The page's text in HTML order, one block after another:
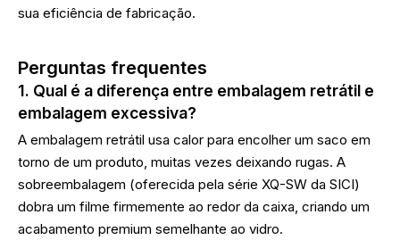
sua eficiência de fabricação.
Perguntas frequentes
1. Qual é a diferença entre embalagem retrátil e
embalagem excessiva?
A embalagem retrátil usa calor para encolher um saco em
torno de um produto, muitas vezes deixando rugas. A
sobreembalagem (oferecida pela série XQ-SW da SICI)
dobra um filme firmemente ao redor da caixa, criando um
acabamento premium semelhante ao vidro.